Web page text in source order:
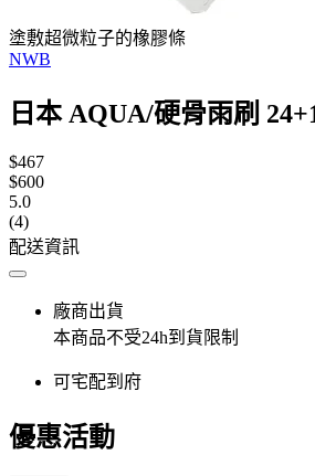
塗敷超微粒子的橡膠條
NWB
日本 AQUA/硬骨雨刷
$467
$600
5.0
(4)
配送資訊
廠商出貨
本商品不受24h到貨限制
可宅配到府
優惠活動